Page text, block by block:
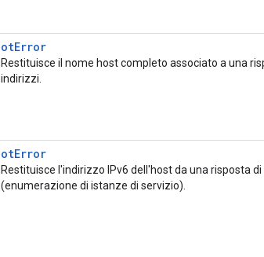
otError
Restituisce il nome host completo associato a una
indirizzi.
otError
Restituisce l'indirizzo IPv6 dell'host da una risposta
(enumerazione di istanze di servizio).